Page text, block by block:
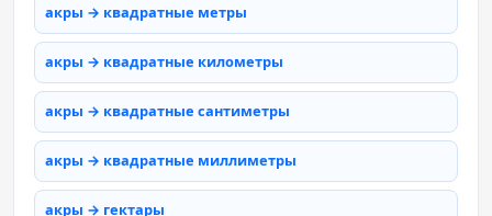
акры → квадратные метры
акры → квадратные километры
акры → квадратные сантиметры
акры → квадратные миллиметры
акры → гектары